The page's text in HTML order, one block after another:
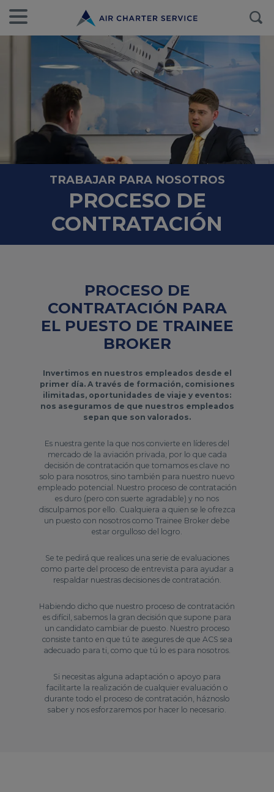
TRABAJAR PARA NOSOTROS
PROCESO DE
CONTRATACIÓN
PROCESO DE
CONTRATACIÓN PARA
EL PUESTO DE TRAINEE
BROKER
Invertimos en nuestros empleados desde el
primer día. A través de formación, comisiones
ilimitadas, oportunidades de viaje y eventos:
nos aseguramos de que nuestros empleados
sepan que son valorados.
Es nuestra gente la que nos convierte en líderes del
mercado de la aviación privada, por lo que cada
decisión de contratación que tomamos es clave no
solo para nosotros, sino también para nuestro nuevo
empleado potencial. Nuestro proceso de contratación
es duro (pero con suerte agradable) y no nos
disculpamos por ello. Cualquiera a quien se le ofrezca
un puesto con nosotros como Trainee Broker debe
estar orgulloso del logro.
Se te pedirá que realices una serie de evaluaciones
como parte del proceso de entrevista para ayudar a
respaldar nuestras decisiones de contratación.
Habiendo dicho que nuestro proceso de contratación
es difícil, sabemos la gran decisión que supone para
un candidato cambiar de puesto. Nuestro proceso
consiste tanto en que tú te asegures de que ACS sea
adecuado para ti, como que tú lo es para nosotros.
Si necesitas alguna adaptación o apoyo para
facilitarte la realización de cualquier evaluación o
durante todo el proceso de contratación, háznoslo
saber y nos esforzaremos por hacer lo necesario.